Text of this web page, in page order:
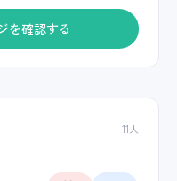
を確認する
11人